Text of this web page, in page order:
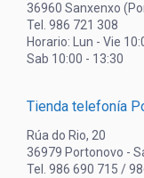
36960 Sanxenxo
Tel. 986 721 308
Horario: Lun - Vie
Sab 10:00 - 13:30
Tienda telefonía
Rúa do Rio, 20
36979 Portonovo -
Tel. 986 690 715 /